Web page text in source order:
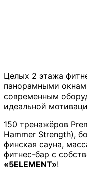
Целых 2 этажа
панорамными
современным
идеальной
150 тренажёров
Hammer Strength),
финская сауна,
фитнес-бар с
«5ELEMENT»!